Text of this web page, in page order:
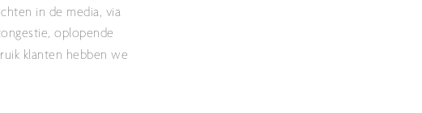
in de media, via
oplopende
klanten hebben we